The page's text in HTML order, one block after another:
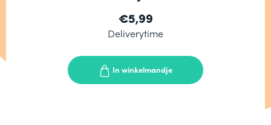
€5,99
Deliverytime
In winkelmandje